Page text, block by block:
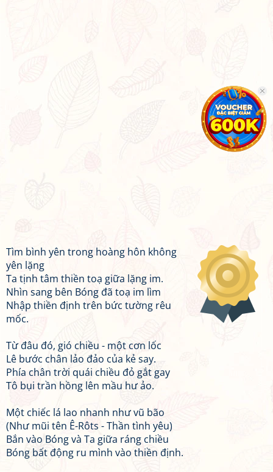
Tìm bình yên trong hoàng hôn không
yên lặng
Ta tịnh tâm thiền toạ giữa lặng im.
Nhìn sang bên Bóng đã toạ im lìm
Nhập thiền định trên bức tường rêu
mốc.
Từ đâu đó, gió chiều - một cơn lốc
Lê bước chân lảo đảo của kẻ say.
Phía chân trời quái chiều đỏ gắt gay
Tô bụi trần hồng lên mầu hư ảo.
Một chiếc lá lao nhanh như vũ bão
(Như mũi tên Ê-Rôts - Thần tình yêu)
Bắn vào Bóng và Ta giữa ráng chiều
Bóng bất động ru mình vào thiền định.